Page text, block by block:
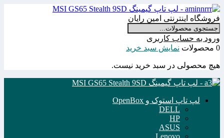
فروشگاه اینترنتی امین رایان
ورود به حساب کاربری
0 محصولات
نمایش سبد خرید
هیچ محصولی در سبد خرید نیست.
لپ تاپ استوک و OpenBox
DELL
HP
ASUS
Lenovo